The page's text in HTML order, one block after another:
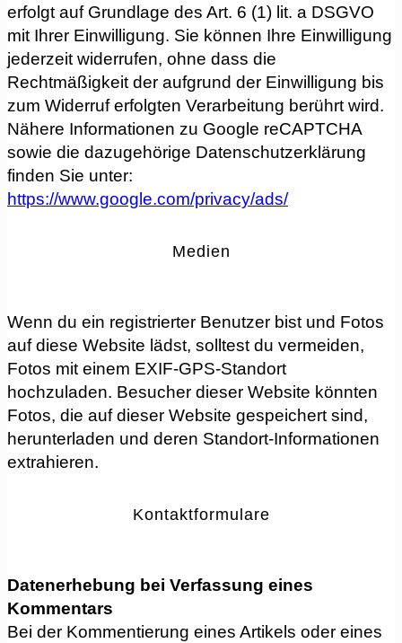
erfolgt auf Grundlage des Art. 6 (1) lit. a DSGVO
mit Ihrer Einwilligung. Sie können Ihre Einwilligung
jederzeit widerrufen, ohne dass die
Rechtmäßigkeit der aufgrund der Einwilligung bis
zum Widerruf erfolgten Verarbeitung berührt wird.
Nähere Informationen zu Google reCAPTCHA
sowie die dazugehörige Datenschutzerklärung
finden Sie unter:
https://www.google.com/privacy/ads/
Medien
Wenn du ein registrierter Benutzer bist und Fotos
auf diese Website lädst, solltest du vermeiden,
Fotos mit einem EXIF-GPS-Standort
hochzuladen. Besucher dieser Website könnten
Fotos, die auf dieser Website gespeichert sind,
herunterladen und deren Standort-Informationen
extrahieren.
Kontaktformulare
Datenerhebung bei Verfassung eines
Kommentars
Bei der Kommentierung eines Artikels oder eines